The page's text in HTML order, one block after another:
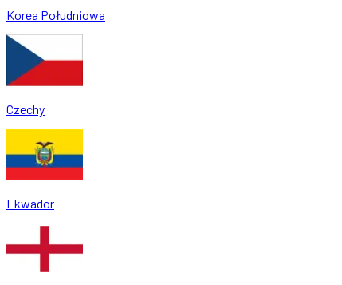
Korea Południowa
Czechy
Ekwador